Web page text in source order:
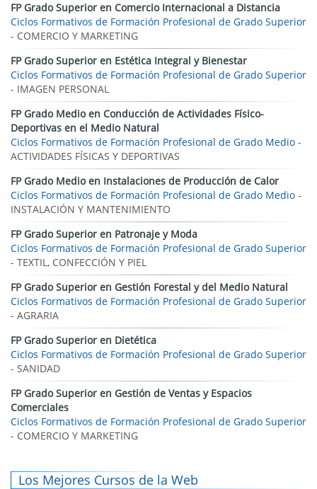
FP Grado Superior en Comercio Internacional a Distancia
Ciclos Formativos de Formación Profesional de Grado Superior
- COMERCIO Y MARKETING
FP Grado Superior en Estética Integral y Bienestar
Ciclos Formativos de Formación Profesional de Grado Superior
- IMAGEN PERSONAL
FP Grado Medio en Conducción de Actividades Físico-
Deportivas en el Medio Natural
Ciclos Formativos de Formación Profesional de Grado Medio -
ACTIVIDADES FÍSICAS Y DEPORTIVAS
FP Grado Medio en Instalaciones de Producción de Calor
Ciclos Formativos de Formación Profesional de Grado Medio -
INSTALACIÓN Y MANTENIMIENTO
FP Grado Superior en Patronaje y Moda
Ciclos Formativos de Formación Profesional de Grado Superior
- TEXTIL, CONFECCIÓN Y PIEL
FP Grado Superior en Gestión Forestal y del Medio Natural
Ciclos Formativos de Formación Profesional de Grado Superior
- AGRARIA
FP Grado Superior en Dietética
Ciclos Formativos de Formación Profesional de Grado Superior
- SANIDAD
FP Grado Superior en Gestión de Ventas y Espacios
Comerciales
Ciclos Formativos de Formación Profesional de Grado Superior
- COMERCIO Y MARKETING
Los Mejores Cursos de la Web